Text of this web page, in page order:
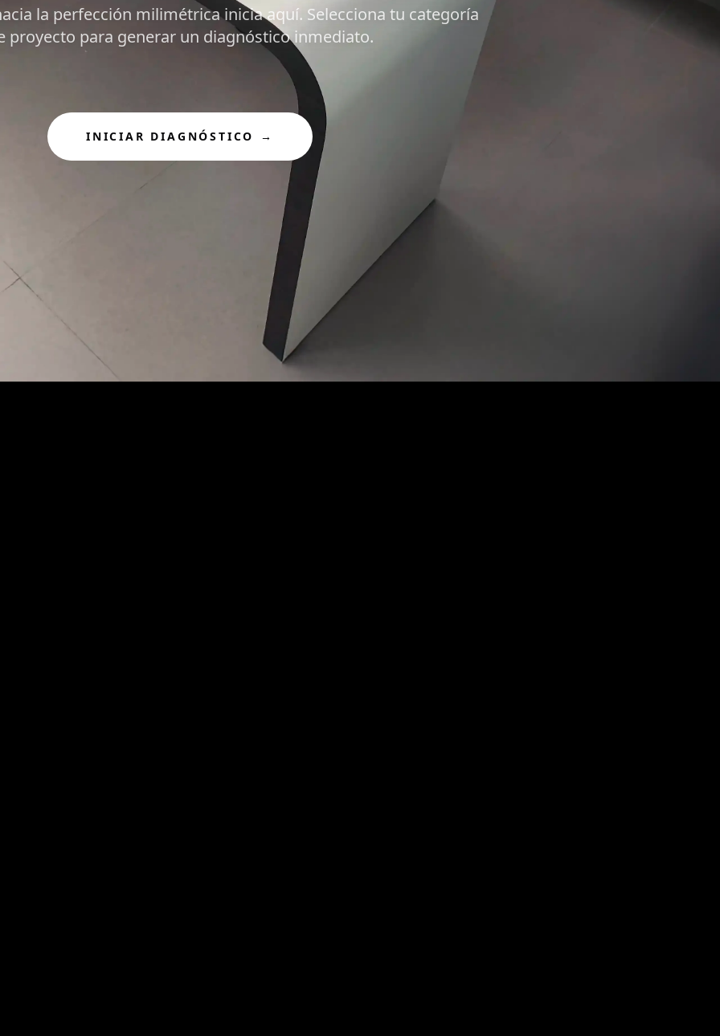
la perfección milimétrica inicia aquí. Selecciona tu categoría
proyecto para generar un diagnóstico inmediato.
INICIAR DIAGNÓSTICO →